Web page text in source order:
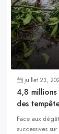
juillet 23,
4,8 millions
des
Face aux
successives